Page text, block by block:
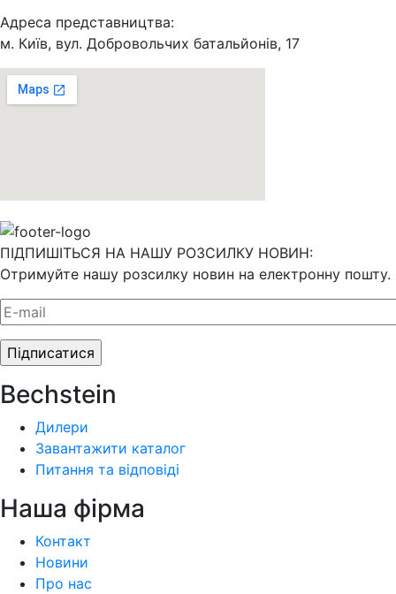
Адреса представництва:
м. Київ, вул. Добровольчих батальйонів, 17
ПІДПИШІТЬСЯ НА НАШУ РОЗСИЛКУ НОВИН:
Отримуйте нашу розсилку новин на електронну пошту.
Bechstein
Дилери
Завантажити каталог
Питання та відповіді
Наша фiрма
Контакт
Новини
Про нас